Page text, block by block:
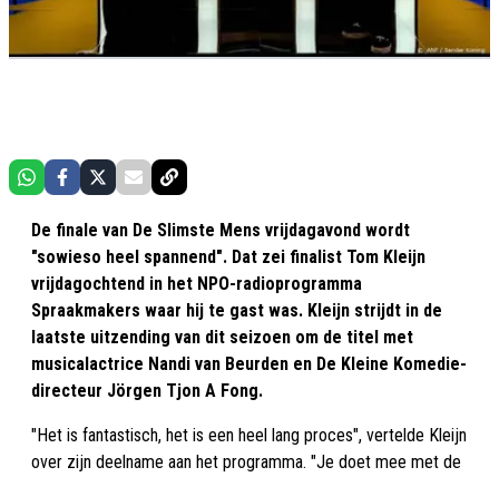
De finale van De Slimste Mens vrijdagavond wordt
"sowieso heel spannend". Dat zei finalist Tom Kleijn
vrijdagochtend in het NPO-radioprogramma
Spraakmakers waar hij te gast was. Kleijn strijdt in de
laatste uitzending van dit seizoen om de titel met
musicalactrice Nandi van Beurden en De Kleine Komedie-
directeur Jörgen Tjon A Fong.
"Het is fantastisch, het is een heel lang proces", vertelde Kleijn
over zijn deelname aan het programma. "Je doet mee met de